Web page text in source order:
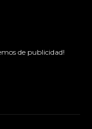
de publicidad!